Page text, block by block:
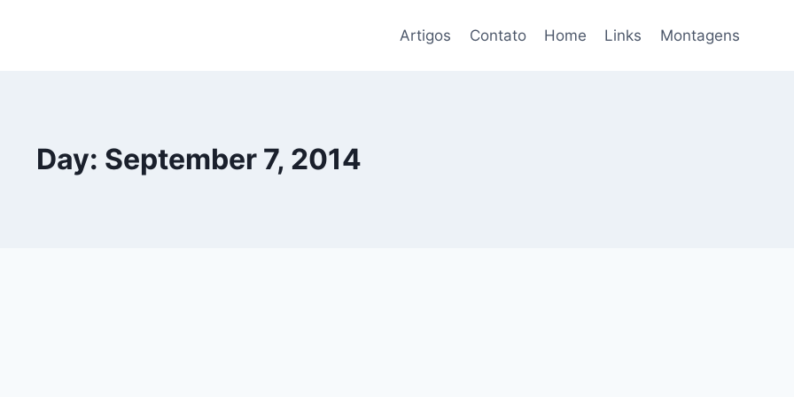
Artigos Contato Home Links Montagens
Day: September 7, 2014